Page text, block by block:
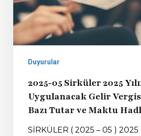
Duyurular
2025-05 Sirküler 2025
Uygulanacak Gelir
Bazı Tutar ve Maktu
SİRKÜLER ( 2025 – 05 ) 2025